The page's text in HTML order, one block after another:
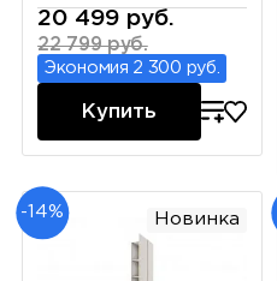
20 499 руб.
22 799 руб.
Экономия 2 300 руб.
Купить
-14% Новинка